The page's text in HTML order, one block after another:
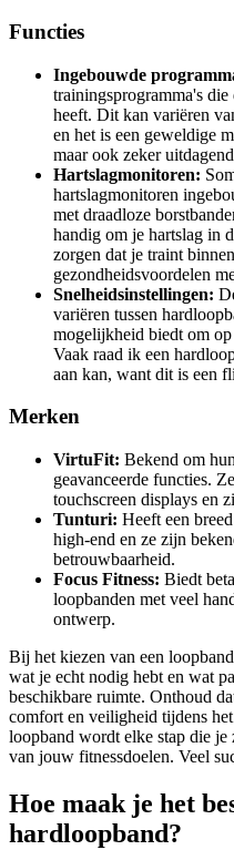
Functies
Ingebouwde
trainingsprogramma's
heeft. Dit kan variëren
en het is een geweldige
maar ook zeker
Hartslagmonitoren:
hartslagmonitoren
met draadloze
handig om je hartslag in
zorgen dat je traint
gezondheidsvoordelen
Snelheidsinstellingen:
variëren tussen
mogelijkheid biedt om
Vaak raad ik een
aan kan, want dit is een
Merken
VirtuFit: Bekend om
geavanceerde functies.
touchscreen displays en
Tunturi: Heeft een
high-end en ze zijn
betrouwbaarheid.
Focus Fitness: Biedt
loopbanden met veel
ontwerp.
Bij het kiezen van een
wat je echt nodig hebt en wat
beschikbare ruimte. Onthoud
comfort en veiligheid tijdens
loopband wordt elke stap die je
van jouw fitnessdoelen. Veel
Hoe maak je het
hardloopband?